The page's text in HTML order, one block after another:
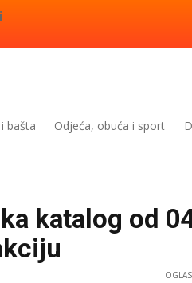
bašta Odjeća, obuća i sport
katalog od
OGLAS